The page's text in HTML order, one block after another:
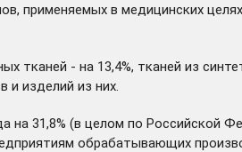
применяемых в медицинских
тканей - на 13,4%, тканей из
и изделий из них.
31,8% (в целом по Российской
обрабатывающих